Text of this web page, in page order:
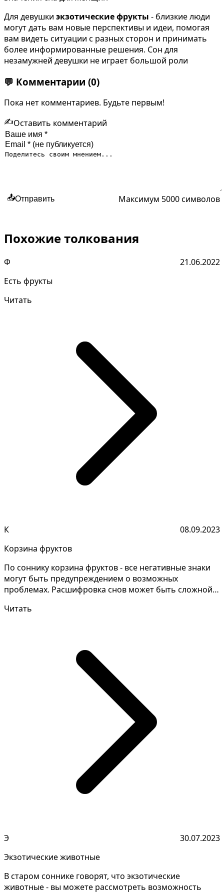
Для девушки экзотические фрукты - близкие люди
могут дать вам новые перспективы и идеи, помогая
вам видеть ситуации с разных сторон и принимать
более информированные решения. Сон для
незамужней девушки не играет большой роли
💬 Комментарии (0)
Пока нет комментариев. Будьте первым!
✍️Оставить комментарий
📤Отправить Максимум 5000 символов
Похожие толкования
Ф
21.06.2022
Есть фрукты
Читать
К
08.09.2023
Корзина фруктов
По соннику корзина фруктов - все негативные знаки
могут быть предупреждением о возможных
проблемах. Расшифровка снов может быть сложной
Читать
Э
30.07.2023
Экзотические животные
В старом соннике говорят, что экзотические
животные - вы можете рассмотреть возможность